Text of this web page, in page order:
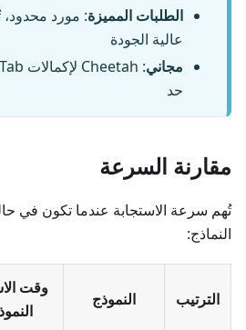
الطلبات المميزة: مورد
عالية الجودة
مجاني
حد
مقارنة السرعة
تُهم سرعة الاستجابة عندما تكون في
النماذج:
الترتيب النموذج
وقت